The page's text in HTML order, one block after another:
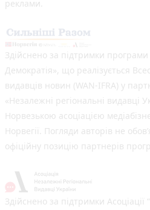
реклами.
Здійснено за підтримки
Демократія», що реалізується
видавців новин (WAN-IFRA) у
«Незалежні регіональні видавці
Норвезькою асоціацією
Норвегії. Погляди авторів не
офіційну позицію партнерів
Здійснено за підтримки Асоціації